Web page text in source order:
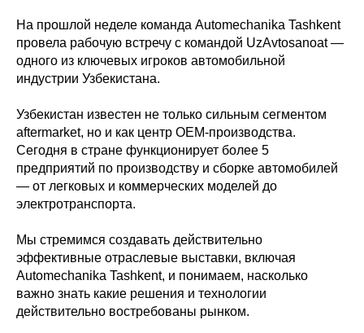
На прошлой неделе команда Automechanika Tashkent
провела рабочую встречу с командой UzAvtosanoat —
одного из ключевых игроков автомобильной
индустрии Узбекистана.
Узбекистан известен не только сильным сегментом
aftermarket, но и как центр OEM-производства.
Сегодня в стране функционирует более 5
предприятий по производству и сборке автомобилей
— от легковых и коммерческих моделей до
электротранспорта.
Мы стремимся создавать действительно
эффективные отраслевые выставки, включая
Automechanika Tashkent, и понимаем, насколько
важно знать какие решения и технологии
действительно востребованы рынком.